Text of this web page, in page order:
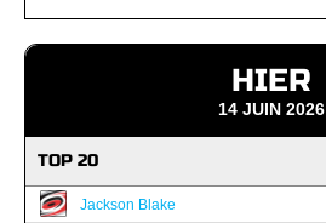
HIER
14 JUIN 2026
TOP 20
Jackson Blake